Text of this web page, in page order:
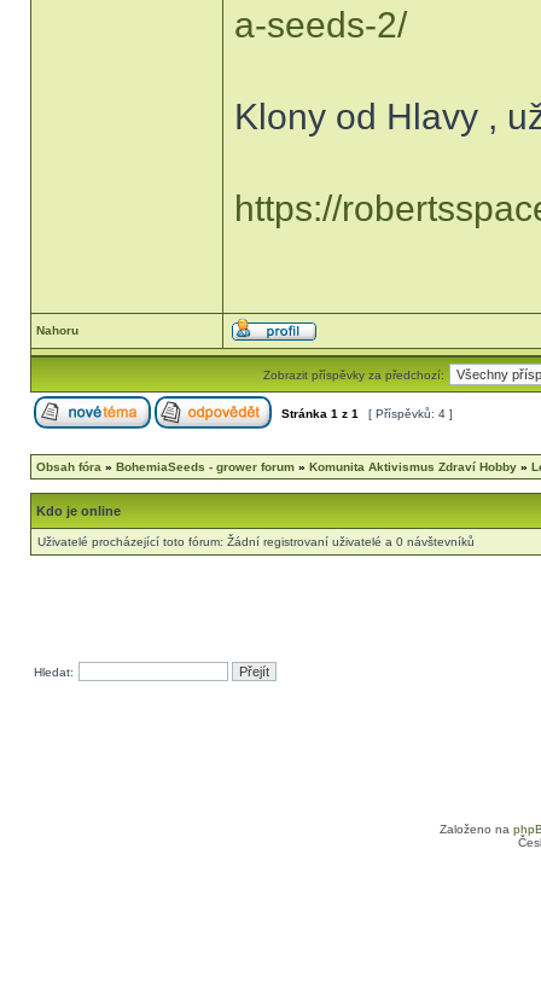
a-seeds-2/
Klony od Hlavy ,
https://
Nahoru
Zobrazit příspěvky za předchozí:
Stránka 1 z 1 [ Příspěvků: 4 ]
Obsah fóra » BohemiaSeeds - grower forum » Komunita Aktivismus Zdraví Hobby »
Kdo je online
Uživatelé procházející toto fórum: Žádní registrovaní uživatelé a 0 návštevníků
Hledat:
Založeno na